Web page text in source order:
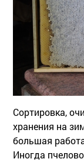
Сортировка,
хранения на
большая
Иногда